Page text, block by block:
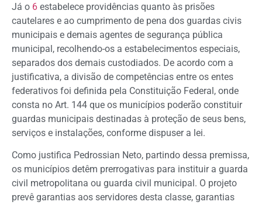
Já o 6 estabelece providências quanto às prisões
cautelares e ao cumprimento de pena dos guardas civis
municipais e demais agentes de segurança pública
municipal, recolhendo-os a estabelecimentos especiais,
separados dos demais custodiados. De acordo com a
justificativa, a divisão de competências entre os entes
federativos foi definida pela Constituição Federal, onde
consta no Art. 144 que os municípios poderão constituir
guardas municipais destinadas à proteção de seus bens,
serviços e instalações, conforme dispuser a lei.
Como justifica Pedrossian Neto, partindo dessa premissa,
os municípios detêm prerrogativas para instituir a guarda
civil metropolitana ou guarda civil municipal. O projeto
prevê garantias aos servidores desta classe, garantias